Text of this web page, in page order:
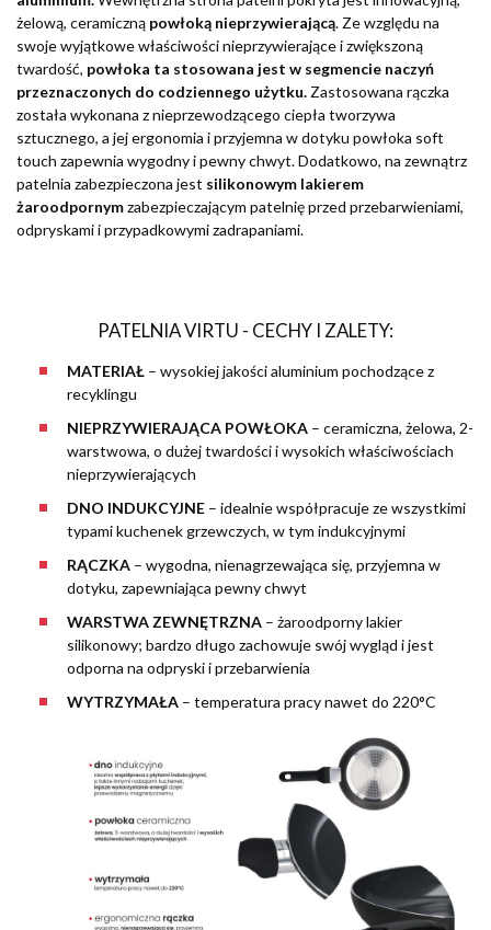
żelową, ceramiczną powłoką nieprzywierającą. Ze względu na
swoje wyjątkowe właściwości nieprzywierające i zwiększoną
twardość, powłoka ta stosowana jest w segmencie naczyń
przeznaczonych do codziennego użytku. Zastosowana rączka
została wykonana z nieprzewodzącego ciepła tworzywa
sztucznego, a jej ergonomia i przyjemna w dotyku powłoka soft
touch zapewnia wygodny i pewny chwyt. Dodatkowo, na zewnątrz
patelnia zabezpieczona jest silikonowym lakierem
żaroodpornymzabezpieczającym patelnię przed przebarwieniami,
odpryskami i przypadkowymi zadrapaniami.
PATELNIA VIRTU - CECHY I ZALETY:
MATERIAŁ – wysokiej jakości aluminium pochodzące z
recyklingu
NIEPRZYWIERAJĄCA POWŁOKA – ceramiczna, żelowa, 2-
warstwowa, o dużej twardości i wysokich właściwościach
nieprzywierających
DNO INDUKCYJNE – idealnie współpracuje ze wszystkimi
typami kuchenek grzewczych, w tym indukcyjnymi
RĄCZKA – wygodna, nienagrzewająca się, przyjemna w
dotyku, zapewniająca pewny chwyt
WARSTWA ZEWNĘTRZNA – żaroodporny lakier
silikonowy; bardzo długo zachowuje swój wygląd i jest
odporna na odpryski i przebarwienia
WYTRZYMAŁA – temperatura pracy nawet do 220°C